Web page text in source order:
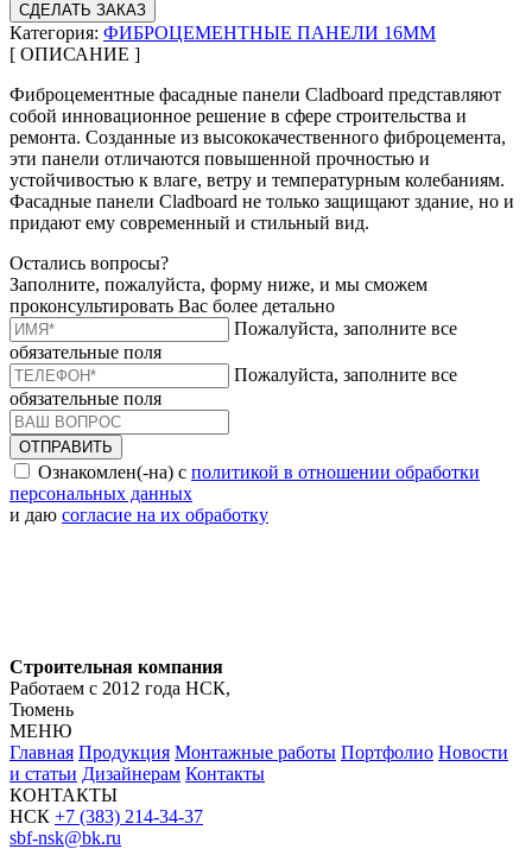
СДЕЛАТЬ ЗАКАЗ
Категория: ФИБРОЦЕМЕНТНЫЕ ПАНЕЛИ 16ММ
[ ОПИСАНИЕ ]
Фиброцементные фасадные панели Cladboard представляют
собой инновационное решение в сфере строительства и
ремонта. Созданные из высококачественного фиброцемента,
эти панели отличаются повышенной прочностью и
устойчивостью к влаге, ветру и температурным колебаниям.
Фасадные панели Cladboard не только защищают здание, но и
придают ему современный и стильный вид.
Остались вопросы?
Заполните, пожалуйста, форму ниже, и мы сможем
проконсультировать Вас более детально
Пожалуйста, заполните все
обязательные поля
Пожалуйста, заполните все
обязательные поля
ОТПРАВИТЬ
Ознакомлен(-на) с политикой в отношении обработки
персональных данных
и даю согласие на их обработку
Строительная компания
Работаем с 2012 года НСК,
Тюмень
МЕНЮ
Главная Продукция Монтажные работы Портфолио Новости
и статьи Дизайнерам Контакты
КОНТАКТЫ
НСК +7 (383) 214-34-37
sbf-nsk@bk.ru